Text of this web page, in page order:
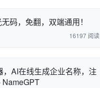
码，免翻，双端通用！
16197 阅读
AI在线生成企业名称，注
NameGPT